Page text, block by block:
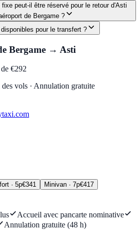
peut-il être réservé pour le retour d'Asti
de Bergame ?
pour le transfert ?
Bergame → Asti
€292
vols · Annulation gratuite
· 5p€341 Minivan · 7p€417
Accueil avec pancarte nominative
Annulation gratuite (48 h)